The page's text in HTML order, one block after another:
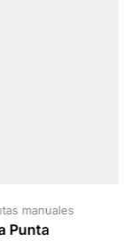
manuales
Punta